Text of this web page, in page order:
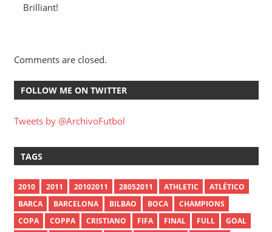
Brilliant!
Comments are closed.
FOLLOW ME ON TWITTER
Tweets by @ArchivoFutbol
TAGS
2010 2011 20102011 28052011 ATHLETIC
ATLÉTICO
BARCA
BARCELONA BILBAO BOCA
CHAMPIONS
COPA
COPPA CRISTIANO FIFA FINAL FULL
GOAL